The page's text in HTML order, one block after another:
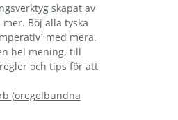
skapat av
mer. Böj alla tyska
med mera.
hel mening, till
och tips för att
(oregelbundna